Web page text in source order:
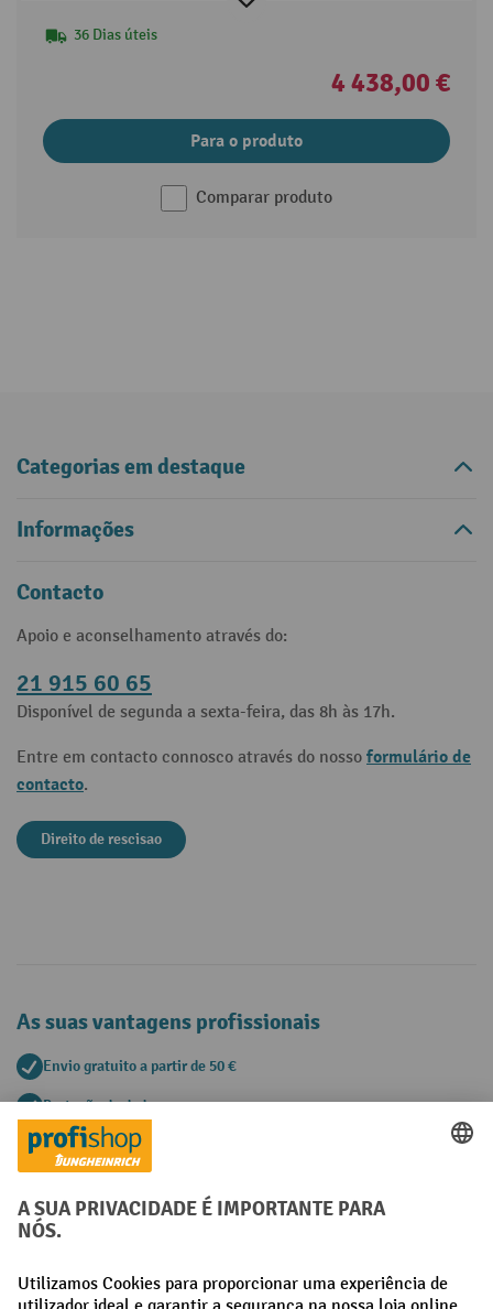
36 Dias úteis
4 438,00 €
Para o produto
Comparar produto
Categorias em destaque
Informações
Contacto
Apoio e aconselhamento através do:
21 915 60 65
Disponível de segunda a sexta-feira, das 8h às 17h.
Entre em contacto connosco através do nosso formulário de
contacto.
Direito de rescisao
As suas vantagens profissionais
Envio gratuito a partir de 50 €
Proteção de dados segura
Aconselhamento pessoal de compra
Métodos de pagamento
Creditcard (Master)Creditcard (Visa)Pré-pagamento